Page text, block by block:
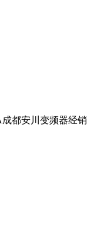
都安川变频器经销